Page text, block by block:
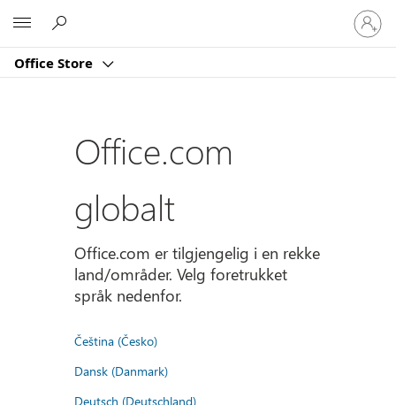
Office Store
Logg
på
kontoen
Office.com
globalt
Office.com er tilgjengelig i en rekke
land/områder. Velg foretrukket
språk nedenfor.
Čeština (Česko)
Dansk (Danmark)
Deutsch (Deutschland)